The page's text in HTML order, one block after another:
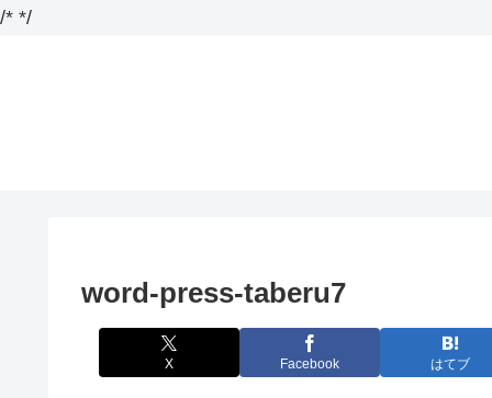
/* */
word-press-taberu7
X Facebook はてブ